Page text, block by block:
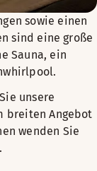
sowie einen
sind eine große
Sauna, ein
unsere
breiten Angebot
wenden Sie